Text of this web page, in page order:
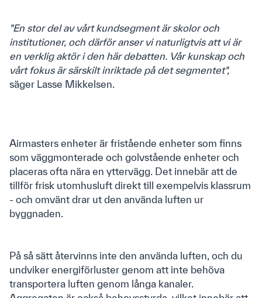
"En stor del av vårt kundsegment är skolor och
institutioner, och därför anser vi naturligtvis att vi är
en verklig aktör i den här debatten. Vår kunskap och
vårt fokus är särskilt inriktade på det segmentet",
säger Lasse Mikkelsen.
Airmasters enheter är fristående enheter som finns
som väggmonterade och golvstående enheter och
placeras ofta nära en yttervägg. Det innebär att de
tillför frisk utomhusluft direkt till exempelvis klassrum
- och omvänt drar ut den använda luften ur
byggnaden.
På så sätt återvinns inte den använda luften, och du
undviker energiförluster genom att inte behöva
transportera luften genom långa kanaler.
Telefonnummer: +46 (0)10 450 9870
CVR: 556681-7028
We are Airmaster
Cases
Sustainability
Quicklinks
Produktkatalog
Airlinq Online